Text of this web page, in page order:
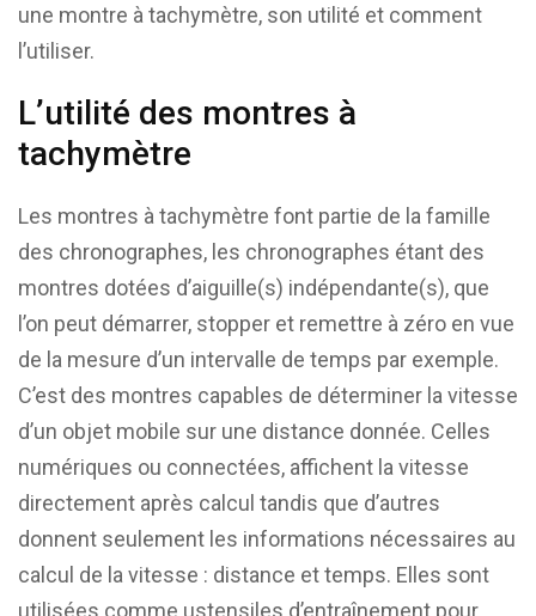
une montre à tachymètre, son utilité et comment
l’utiliser.
L’utilité des montres à
tachymètre
Les montres à tachymètre font partie de la famille
des chronographes, les chronographes étant des
montres dotées d’aiguille(s) indépendante(s), que
l’on peut démarrer, stopper et remettre à zéro en vue
de la mesure d’un intervalle de temps par exemple.
C’est des montres capables de déterminer la vitesse
d’un objet mobile sur une distance donnée. Celles
numériques ou connectées, affichent la vitesse
directement après calcul tandis que d’autres
donnent seulement les informations nécessaires au
calcul de la vitesse : distance et temps. Elles sont
utilisées comme ustensiles d’entraînement pour